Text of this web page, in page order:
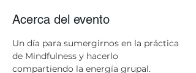
Acerca del evento
Un día para sumergirnos en la práctica
de Mindfulness y hacerlo
compartiendo la energía grupal.